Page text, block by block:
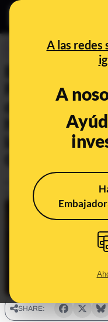
A las redes
A
CONTROL DEL PODER
El PP y la
PP se
divorcio o el
las leyes
Publicado el
Actualizado el
Mar 18, 2021,
SHARE: